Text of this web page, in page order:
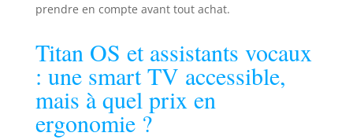
prendre en compte avant tout achat.
Titan OS et assistants vocaux
: une smart TV accessible,
mais à quel prix en
ergonomie ?